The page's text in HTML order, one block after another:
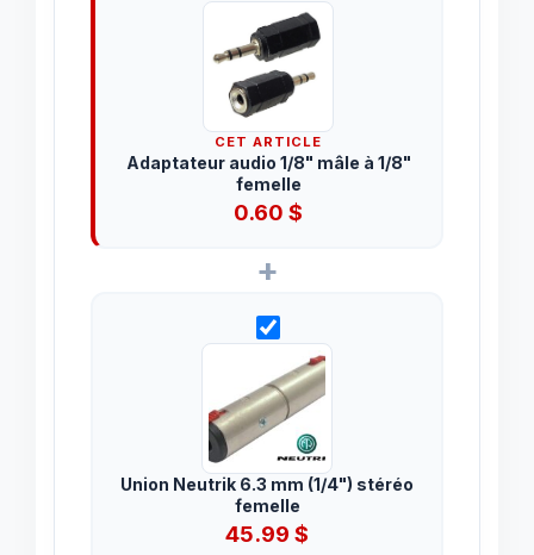
CET ARTICLE
Adaptateur audio 1/8" mâle à 1/8"
femelle
0.60$
+
Union Neutrik 6.3 mm (1/4") stéréo
femelle
45.99 $